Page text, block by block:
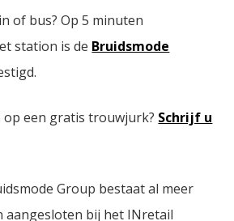
of bus? Op 5 minuten
station is de Bruidsmode
op een gratis trouwjurk? Schrijf u
Group bestaat al meer
aangesloten bij het INretail